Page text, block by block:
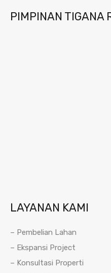
PIMPINAN TIGANA
LAYANAN KAMI
– Pembelian Lahan
– Ekspansi Project
– Konsultasi Properti